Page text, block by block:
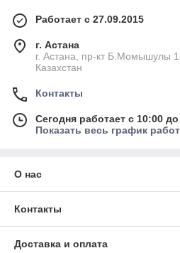
Работает с 27.09.2015
г. Астана
г. Астана, пр-кт Б.Момышулы
Казахстан
Контакты
Сегодня работает с 10:00
Показать весь график
О нас
Контакты
Доставка и оплата